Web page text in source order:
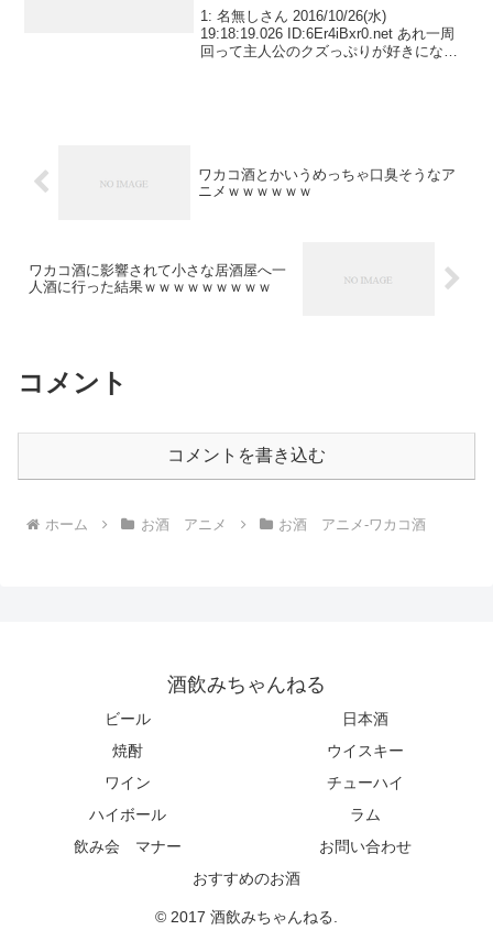
1: 名無しさん 2016/10/26(水)
19:18:19.026 ID:6Er4iBxr0.net あれ一周
回って主人公のクズっぷりが好きになら
ワカコ酒とかいうめっちゃ口臭そうなア
ニメｗｗｗｗｗｗ
ワカコ酒に影響されて小さな居酒屋へ一
人酒に行った結果ｗｗｗｗｗｗｗｗｗ
コメント
コメントを書き込む
ホーム お酒 アニメ お酒 アニメ-ワカコ酒
酒飲みちゃんねる
ビール
日本酒
焼酎
ウイスキー
ワイン
チューハイ
ハイボール
ラム
飲み会 マナー
お問い合わせ
おすすめのお酒
© 2017 酒飲みちゃんねる.